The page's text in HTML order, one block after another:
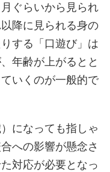
ぐらいから見られ
降に見られる身の
する「口遊び」は
年齢が上がるとと
いくのが一般的で
になっても指しゃ
への影響が懸念さ
対応が必要となっ